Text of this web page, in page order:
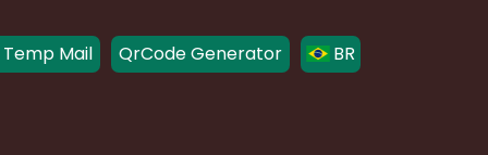
Temp Mail QrCode Generator BR